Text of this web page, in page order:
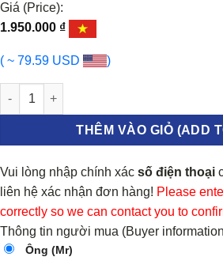
Giá (Price):
1.950.000 ₫
( ~ 79.59 USD )
PHUỘC NHÚN TRƯỚC SUZUKI XL7
THÊM VÀO GIỎ (ADD
Vui lòng nhập chính xác số điện thoại
liên hệ xác nhận đơn hàng! Please
correctly so we can contact you to
Thông tin người mua (Buyer
Ông (Mr)